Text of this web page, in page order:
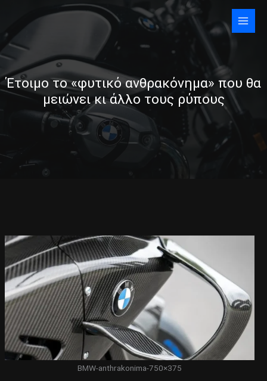
content
Έτοιμο το «φυτικό ανθρακόνημα» που θα
μειώνει κι άλλο τους ρύπους
BMW-anthrakonima-750×375